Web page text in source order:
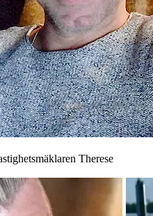
Therese